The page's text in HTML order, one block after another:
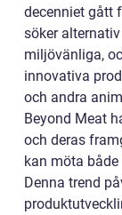
decenniet gått
söker
miljövänliga,
innovativa
och andra
Beyond Meat
och deras
kan möta
Denna trend